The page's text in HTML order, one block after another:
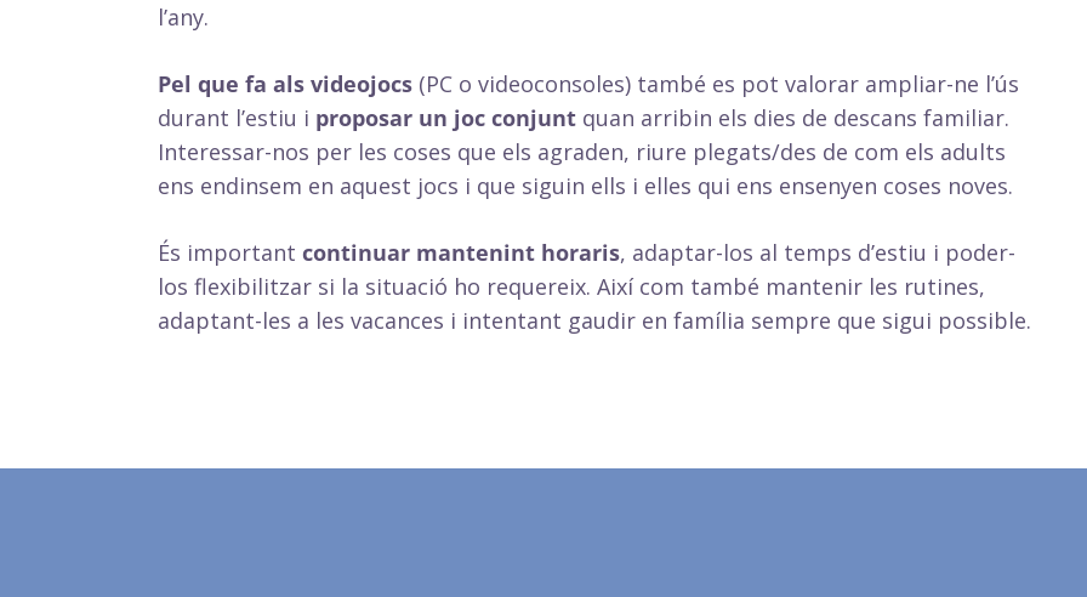
l’any.
Pel que fa als videojocs(PC o videoconsoles) també es pot valorar ampliar-ne l’ús
durant l’estiu i proposar un joc conjuntquan arribin els dies de descans familiar.
Interessar-nos per les coses que els agraden, riure plegats/des de com els adults
ens endinsem en aquest jocs i que siguin ells i elles qui ens ensenyen coses noves.
És important continuar mantenint horaris, adaptar-los al temps d’estiu i poder-
los flexibilitzar si la situació ho requereix. Així com també mantenir les rutines,
adaptant-les a les vacances i intentant gaudir en família sempre que sigui possible.